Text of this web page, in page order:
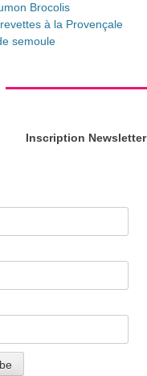
Brocolis
à la Provençale
semoule
Inscription Newsletter